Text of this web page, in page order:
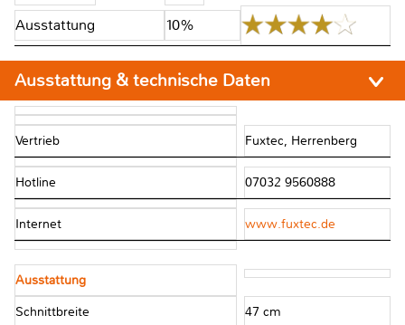
Ausstattung
10%
Ausstattung & technische Daten
Vertrieb Fuxtec, Herrenberg
Hotline 07032 9560888
Internet www.fuxtec.de
Ausstattung
Schnittbreite 47 cm